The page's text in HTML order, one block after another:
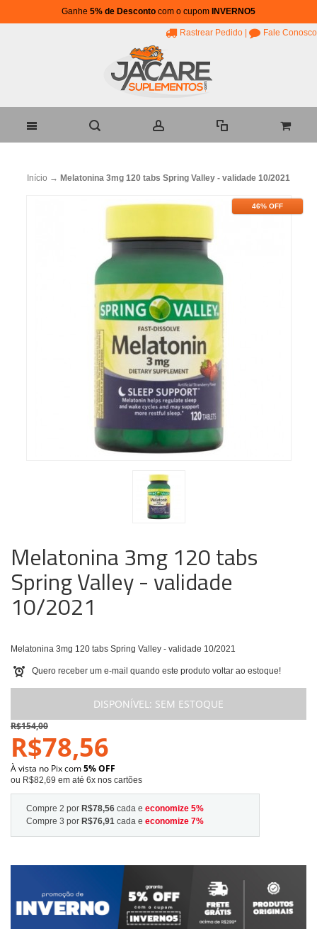
Ganhe 5% de Desconto com o cupom INVERNO5
Rastrear Pedido Fale Conosco
Início → Melatonina 3mg 120 tabs Spring Valley - validade 10/2021
46% OFF
Melatonina 3mg 120 tabs
Spring Valley - validade
10/2021
Melatonina 3mg 120 tabs Spring Valley - validade 10/2021
Quero receber um e-mail quando este produto voltar ao estoque!
DISPONÍVEL: SEM ESTOQUE
R$154,00
R$78,56
À vista no Pix com5% OFF
ou R$82,69 em até 6x nos cartões
Compre 2 por R$78,56 cada e economize 5%
Compre 3 por R$76,91 cada e economize 7%